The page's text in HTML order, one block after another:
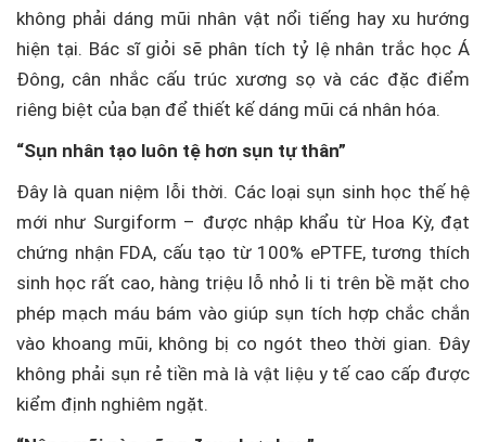
không phải dáng mũi nhân vật nổi tiếng hay xu hướng
hiện tại. Bác sĩ giỏi sẽ phân tích tỷ lệ nhân trắc học Á
Đông, cân nhắc cấu trúc xương sọ và các đặc điểm
riêng biệt của bạn để thiết kế dáng mũi cá nhân hóa.
“Sụn nhân tạo luôn tệ hơn sụn tự thân”
Đây là quan niệm lỗi thời. Các loại sụn sinh học thế hệ
mới như Surgiform – được nhập khẩu từ Hoa Kỳ, đạt
chứng nhận FDA, cấu tạo từ 100% ePTFE, tương thích
sinh học rất cao, hàng triệu lỗ nhỏ li ti trên bề mặt cho
phép mạch máu bám vào giúp sụn tích hợp chắc chắn
vào khoang mũi, không bị co ngót theo thời gian. Đây
không phải sụn rẻ tiền mà là vật liệu y tế cao cấp được
kiểm định nghiêm ngặt.